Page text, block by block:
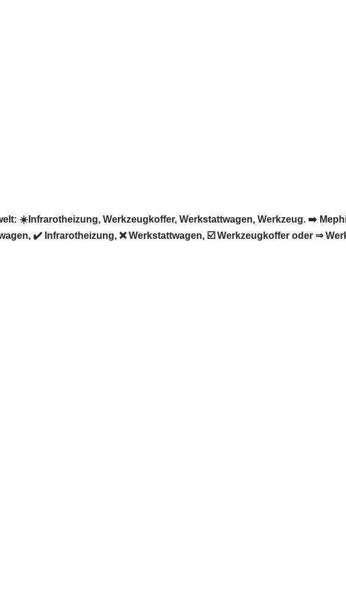
☀️Infrarotheizung, Werkzeugkoffer, Werkstattwagen, Werkzeug. ➡️
✔️ Infrarotheizung, ❌ Werkstattwagen, ☑️ Werkzeugkoffer oder ⇒